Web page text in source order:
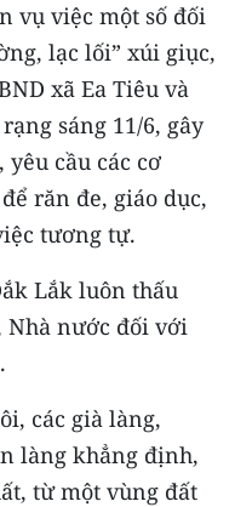
vụ việc một số đối
lạc lối” xúi giục,
xã Ea Tiêu và
sáng 11/6, gây
cầu các cơ
răn đe, giáo dục,
tương tự.
Lắk luôn thấu
Nhà nước đối với
các già làng,
làng khẳng định,
từ một vùng đất